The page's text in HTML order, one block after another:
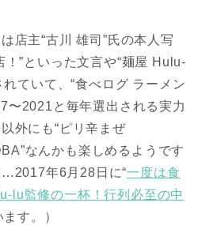
店主“古川 雄司”氏の本人写
”といった文言や“麺屋 Hulu-
れていて、“食べログ ラーメン
〜2021と毎年選出される実力
外にも“ピリ辛まぜ
なんかも楽しめるようです
年6月28日に“一度は食
lu監修の一杯！行列必至の中
す。）